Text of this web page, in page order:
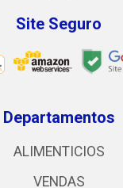
Site Seguro
Departamentos
ALIMENTICIOS
VENDAS